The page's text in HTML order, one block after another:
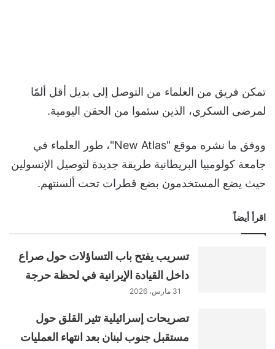
تمكن فريق من العلماء من التوصل إلى بديل أقل ألمًا
لمرضى السكري، الذين سئموا من الحقن اليومية.
ووفق ما نشره موقع "New Atlas"، طور العلماء في
جامعة كولومبيا البريطانية طريقة جديدة لتوصيل الإنسولين
حيث يضع المستخدمون بضع قطرات تحت ألسنتهم.
اقرأ أيضاً
تسريب يفتح باب التساؤلات حول صراع
داخل القيادة الإيرانية في لحظة حرجة
31 مارس، 2026
تصريحات إسرائيلية تثير القلق حول
مستقبل جنوب لبنان بعد انتهاء العمليات